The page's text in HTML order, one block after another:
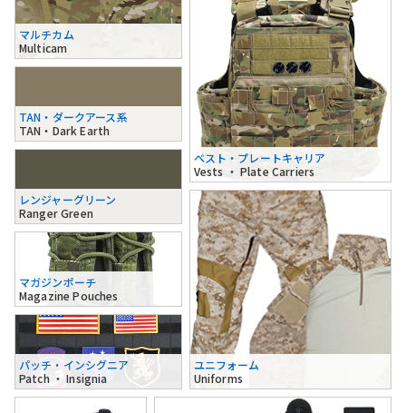
マルチカム
Multicam
TAN・ダークアース系
TAN・Dark Earth
レンジャーグリーン
Ranger Green
ベスト・プレートキャリア
Vests ・ Plate Carriers
マガジンポーチ
Magazine Pouches
パッチ・インシグニア
Patch ・ Insignia
ユニフォーム
Uniforms